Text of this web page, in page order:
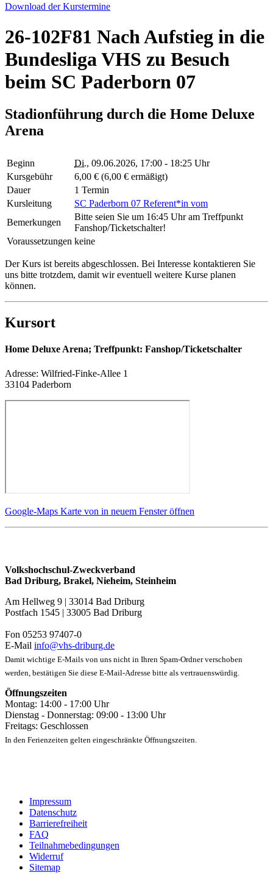
Download der Kurstermine
26-102F81 Nach Aufstieg in die
Bundesliga VHS zu Besuch
beim SC Paderborn 07
Stadionführung durch die Home Deluxe
Arena
Beginn Di., 09.06.2026, 17:00 - 18:25 Uhr
Kursgebühr
6,00 € (6,00 € ermäßigt)
Dauer
1 Termin
Kursleitung
SC Paderborn 07 Referent*in vom
Bemerkungen
Bitte seien Sie um 16:45 Uhr am Treffpunkt
Fanshop/Ticketschalter!
Voraussetzungen keine
Der Kurs ist bereits abgeschlossen. Bei Interesse kontaktieren Sie
uns bitte trotzdem, damit wir eventuell weitere Kurse planen
können.
Kursort
Home Deluxe Arena; Treffpunkt: Fanshop/Ticketschalter
Adresse: Wilfried-Finke-Allee 1
33104 Paderborn
Google-Maps Karte von in neuem Fenster öffnen
Volkshochschul-Zweckverband
Bad Driburg, Brakel, Nieheim, Steinheim
Am Hellweg 9 | 33014 Bad Driburg
Postfach 1545 | 33005 Bad Driburg
Fon 05253 97407-0
E-Mail info@vhs-driburg.de
Damit wichtige E-Mails von uns nicht in Ihren Spam-Ordner verschoben
werden, bestätigen Sie diese E-Mail-Adresse bitte als vertrauenswürdig.
Öffnungszeiten
Montag: 14:00 - 17:00 Uhr
Dienstag - Donnerstag: 09:00 - 13:00 Uhr
Freitags: Geschlossen
In den Ferienzeiten gelten eingeschränkte Öffnungszeiten.
Impressum
Datenschutz
Barrierefreiheit
FAQ
Teilnahmebedingungen
Widerruf
Sitemap